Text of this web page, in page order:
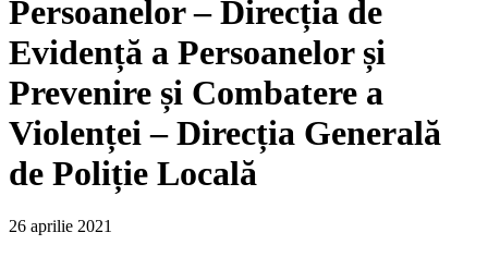
Persoanelor – Direcția de
Evidență a Persoanelor și
Prevenire și Combatere a
Violenței – Direcția Generală
de Poliție Locală
26 aprilie 2021